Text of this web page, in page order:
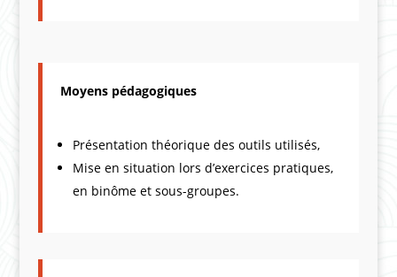
Moyens pédagogiques
Présentation théorique des outils utilisés,
Mise en situation lors d’exercices pratiques,
en binôme et sous-groupes.